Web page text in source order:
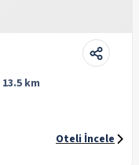
13.5 km
Oteli İncele